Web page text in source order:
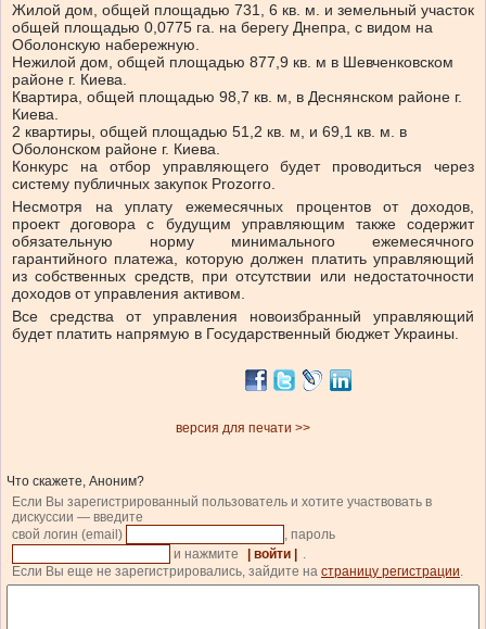
Жилой дом, общей площадью 731, 6 кв. м. и земельный участок
общей площадью 0,0775 га. на берегу Днепра, с видом на
Оболонскую набережную.
Нежилой дом, общей площадью 877,9 кв. м в Шевченковском
районе г. Киева.
Квартира, общей площадью 98,7 кв. м, в Деснянском районе г.
Киева.
2 квартиры, общей площадью 51,2 кв. м, и 69,1 кв. м. в
Оболонском районе г. Киева.
Конкурс на отбор управляющего будет проводиться через
систему публичных закупок Prozorro.
Несмотря на уплату ежемесячных процентов от доходов,
проект договора с будущим управляющим также содержит
обязательную норму минимального ежемесячного
гарантийного платежа, которую должен платить управляющий
из собственных средств, при отсутствии или недостаточности
доходов от управления активом.
Все средства от управления новоизбранный управляющий
будет платить напрямую в Государственный бюджет Украины.
версия для печати >>
Что скажете, Аноним?
Если Вы зарегистрированный пользователь и хотите участвовать в
дискуссии — введите
свой логин (email)
, пароль
и нажмите
| войти |
.
Если Вы еще не зарегистрировались, зайдите на страницу регистрации.